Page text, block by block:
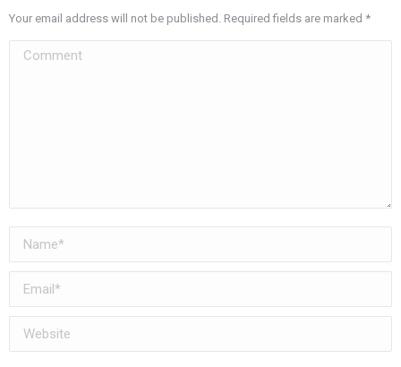
Your email address will not be published. Required fields are marked *
Comment
Name *
Email *
Website